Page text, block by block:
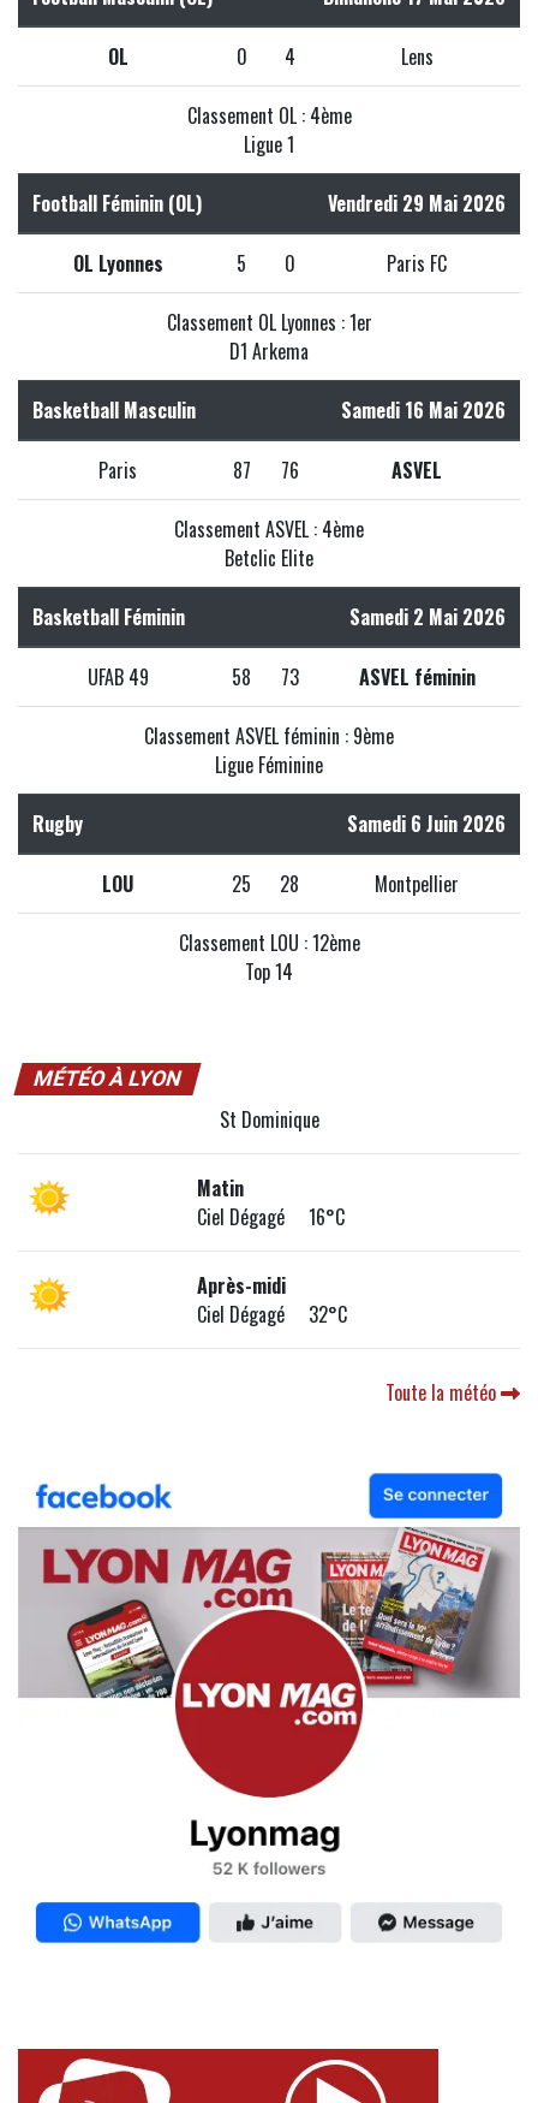
OL 0 4 Lens
Classement OL : 4ème
Ligue 1
Football Féminin (OL) Vendredi 29 Mai 2026
OL Lyonnes 5 0 Paris FC
Classement OL Lyonnes : 1er
D1 Arkema
Basketball Masculin Samedi 16 Mai 2026
Paris 87 76 ASVEL
Classement ASVEL : 4ème
Betclic Elite
Basketball Féminin Samedi 2 Mai 2026
UFAB 49 58 73 ASVEL féminin
Classement ASVEL féminin : 9ème
Ligue Féminine
Rugby Samedi 6 Juin 2026
LOU 25 28 Montpellier
Classement LOU : 12ème
Top 14
MÉTÉO À LYON
St Dominique
Matin
Ciel Dégagé 16°C
Après-midi
Ciel Dégagé 32°C
Toute la météo